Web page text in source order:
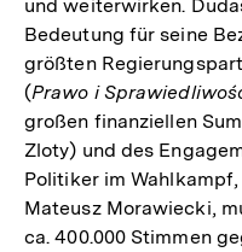
und weiterwirken.
Bedeutung für seine
größten
(Prawo i
großen finanziellen
Zloty) und des
Politiker im
Mateusz Morawiecki,
ca. 400.000 Stimmen